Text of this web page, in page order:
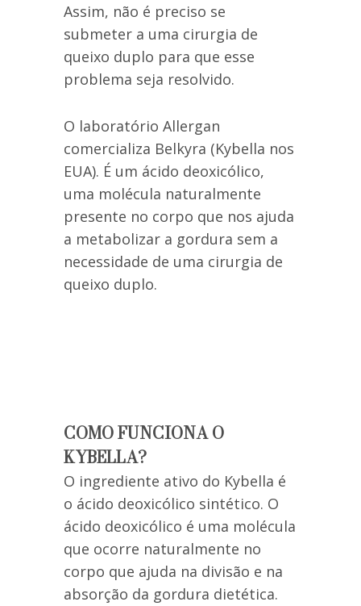
Assim, não é preciso se
submeter a uma cirurgia de
queixo duplo para que esse
problema seja resolvido.
O laboratório Allergan
comercializa Belkyra (Kybella nos
EUA). É um ácido deoxicólico,
uma molécula naturalmente
presente no corpo que nos ajuda
a metabolizar a gordura sem a
necessidade de uma cirurgia de
queixo duplo.
COMO FUNCIONA O
KYBELLA?
O ingrediente ativo do Kybella é
o ácido deoxicólico sintético. O
ácido deoxicólico é uma molécula
que ocorre naturalmente no
corpo que ajuda na divisão e na
absorção da gordura dietética.